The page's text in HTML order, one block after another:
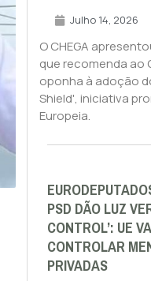
Julho 14, 2026
O CHEGA
que recomenda ao
oponha à adoção
Shield', iniciativa
Europeia.
PSD DÃO LUZ
CONTROL’: UE
CONTROLAR
PRIVADAS